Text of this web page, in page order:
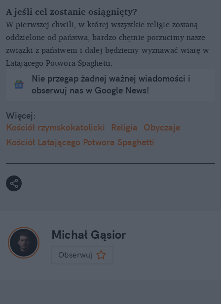
A jeśli cel zostanie osiągnięty?
W pierwszej chwili, w której wszystkie religie zostaną
oddzielone od państwa, bardzo chętnie porzucimy nasze
związki z państwem i dalej będziemy wyznawać wiarę w
Latającego Potwora Spaghetti.
Nie przegap żadnej ważnej wiadomości i
obserwuj nas w Google News!
Więcej:
Kościół rzymskokatolicki
Religia
Obyczaje
Kościół Latającego Potwora Spaghetti
Michał Gąsior
Obserwuj